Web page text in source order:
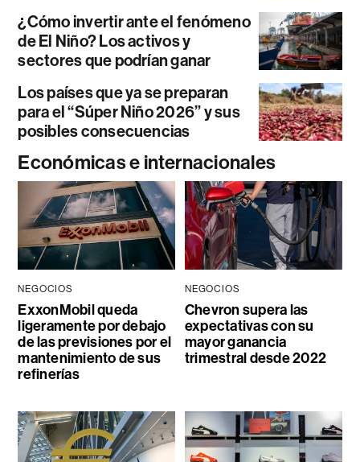
¿Cómo invertir ante el fenómeno
de El Niño? Los activos y
sectores que podrían ganar
Los países que ya se preparan
para el “Súper Niño 2026” y sus
posibles consecuencias
Económicas e internacionales
NEGOCIOS
ExxonMobil queda
ligeramente por debajo
de las previsiones por el
mantenimiento de sus
refinerías
NEGOCIOS
Chevron supera las
expectativas con su
mayor ganancia
trimestral desde 2022